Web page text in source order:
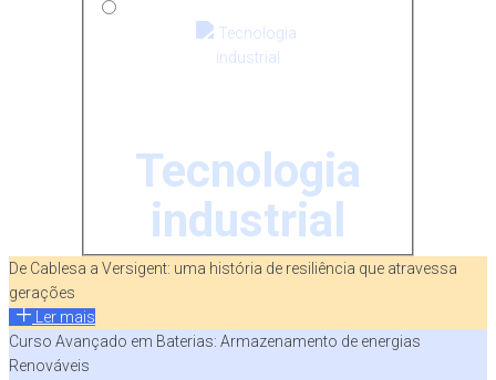
Tecnologia
industrial
De Cablesa a Versigent: uma história de resiliência que atravessa
gerações
Ler mais
Curso Avançado em Baterias: Armazenamento de energias
Renováveis